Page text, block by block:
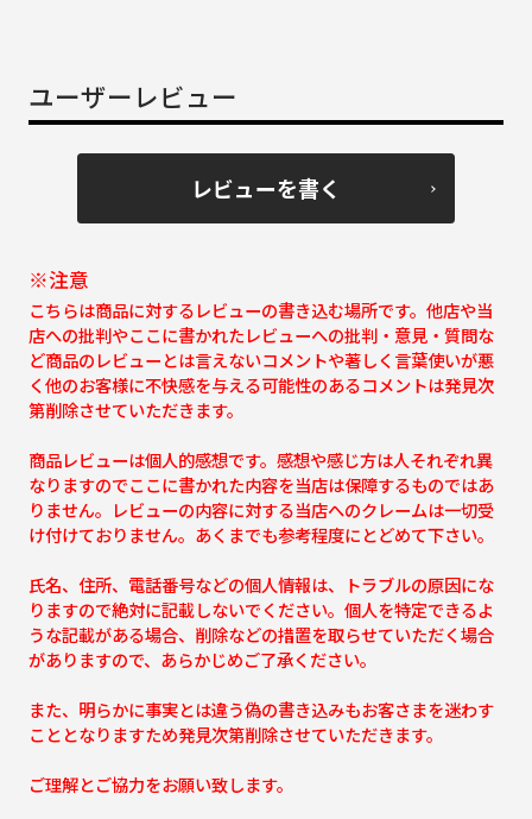
ユーザーレビュー
レビューを書く
※注意
こちらは商品に対するレビューの書き込む場所です。他店や当
店への批判やここに書かれたレビューへの批判・意見・質問な
ど商品のレビューとは言えないコメントや著しく言葉使いが悪
く他のお客様に不快感を与える可能性のあるコメントは発見次
第削除させていただきます。
商品レビューは個人的感想です。感想や感じ方は人それぞれ異
なりますのでここに書かれた内容を当店は保障するものではあ
りません。レビューの内容に対する当店へのクレームは一切受
け付けておりません。あくまでも参考程度にとどめて下さい。
氏名、住所、電話番号などの個人情報は、トラブルの原因にな
りますので絶対に記載しないでください。個人を特定できるよ
うな記載がある場合、削除などの措置を取らせていただく場合
がありますので、あらかじめご了承ください。
また、明らかに事実とは違う偽の書き込みもお客さまを迷わす
こととなりますため発見次第削除させていただきます。
ご理解とご協力をお願い致します。